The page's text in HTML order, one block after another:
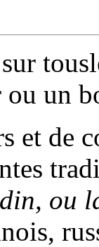
ou un
et de
ou